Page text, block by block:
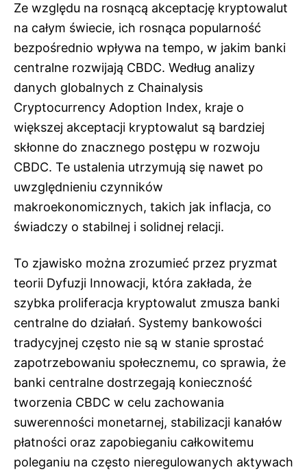
Ze względu na rosnącą akceptację kryptowalut
na całym świecie, ich rosnąca popularność
bezpośrednio wpływa na tempo, w jakim banki
centralne rozwijają CBDC. Według analizy
danych globalnych z Chainalysis
Cryptocurrency Adoption Index, kraje o
większej akceptacji kryptowalut są bardziej
skłonne do znacznego postępu w rozwoju
CBDC. Te ustalenia utrzymują się nawet po
uwzględnieniu czynników
makroekonomicznych, takich jak inflacja, co
świadczy o stabilnej i solidnej relacji.
To zjawisko można zrozumieć przez pryzmat
teorii Dyfuzji Innowacji, która zakłada, że
szybka proliferacja kryptowalut zmusza banki
centralne do działań. Systemy bankowości
tradycyjnej często nie są w stanie sprostać
zapotrzebowaniu społecznemu, co sprawia, że
banki centralne dostrzegają konieczność
tworzenia CBDC w celu zachowania
suwerenności monetarnej, stabilizacji kanałów
płatności oraz zapobieganiu całkowitemu
poleganiu na często nieregulowanych aktywach